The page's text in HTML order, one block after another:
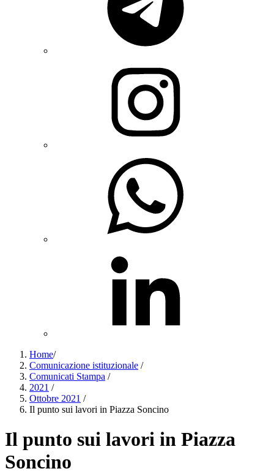
Home/
Comunicazione istituzionale /
Comunicati Stampa /
2021 /
Ottobre 2021 /
Il punto sui lavori in Piazza Soncino
Il punto sui lavori in Piazza
Soncino